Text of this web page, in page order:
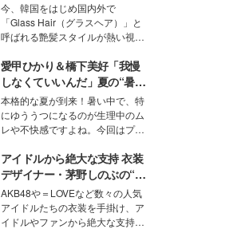
「ヘアケア事情」って？
今、韓国をはじめ国内外で
「Glass Hair（グラスヘア）」と
呼ばれる艶髪スタイルが熱い視線
ションの完成度を高めるベースと
して、“髪そのものの美しさ”に改
めて注目する人が増えている様
子。今回は、そんな憧れの艶やか
な髪を日常で叶える、美容好きの
女性たちのヘアケア事情を紹介し
ます。
愛甲ひかり＆橋下美好「我慢
しなくていいんだ」夏の“暑さ
対策”の新しい選択肢とは？
本格的な夏が到来！暑い中で、特
にゆううつになるのが生理中のム
レや不快感ですよね。今回はプラ
モデル・愛甲ひかりさんと橋下美
好さんを迎えて本音で女子会トー
ク。猛暑のお出かけを快適に過ご
すヒントや、2人が感動した夏の
生理の新常識にも迫りました。
アイドルから絶大な支持 衣装
デザイナー・茅野しのぶの“可
愛い”を作る美学＜「シチズン
クロスシー」インタビュー＞
AKB48や＝LOVEなど数々の人気
アイドルたちの衣装を手掛け、ア
イドルやファンから絶大な支持を